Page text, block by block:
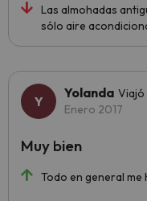
Las almohadas
sólo aire
Yolanda Viajó
Enero 2017
Todo en general me
Muy bien